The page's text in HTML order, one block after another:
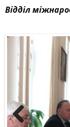
Відділ